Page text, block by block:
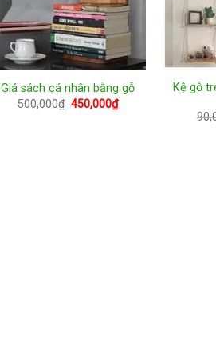
Giá sách cá nhân bằng gỗ
500,000₫ Giá
450,000₫Giá
hiện
Kệ gỗ